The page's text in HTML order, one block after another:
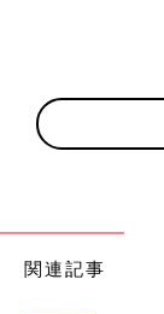
関連記事